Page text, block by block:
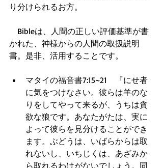
り分けられるお方。
Bibleは、人間の正しい評価基準が書
かれた、神様からの人間の取扱説明
書。是非、活用することです。
マタイの福音書7:15~21　『にせ者
に気をつけなさい。彼らは羊のな
りをしてやって来るが、うちは貪
欲な狼です。あなたがたは、実に
よって彼らを見分けることができ
ます。ぶどうは、いばらからは取
れないし、いちじくは、あざみか
ら取れるわけがないでしょう。同